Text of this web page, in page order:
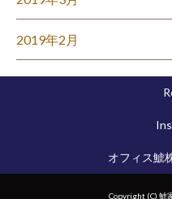
2019年2月
オフィス鯱
Copyright (C) 鯱